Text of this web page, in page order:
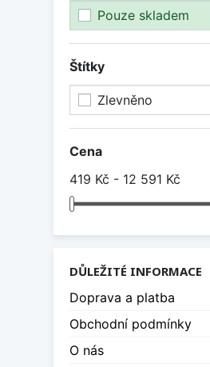
Pouze skladem
Štítky
Zlevněno
Cena
419 Kč - 12 591 Kč
DŮLEŽITÉ INFORMACE
Doprava a platba
Obchodní podmínky
O nás